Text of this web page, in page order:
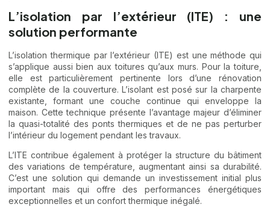
L’isolation par l’extérieur (ITE) : une
solution performante
L’isolation thermique par l’extérieur (ITE) est une méthode qui
s’applique aussi bien aux toitures qu’aux murs. Pour la toiture,
elle est particulièrement pertinente lors d’une rénovation
complète de la couverture. L’isolant est posé sur la charpente
existante, formant une couche continue qui enveloppe la
maison. Cette technique présente l’avantage majeur d’éliminer
la quasi-totalité des ponts thermiques et de ne pas perturber
l’intérieur du logement pendant les travaux.
L’ITE contribue également à protéger la structure du bâtiment
des variations de température, augmentant ainsi sa durabilité.
C’est une solution qui demande un investissement initial plus
important mais qui offre des performances énergétiques
exceptionnelles et un confort thermique inégalé.